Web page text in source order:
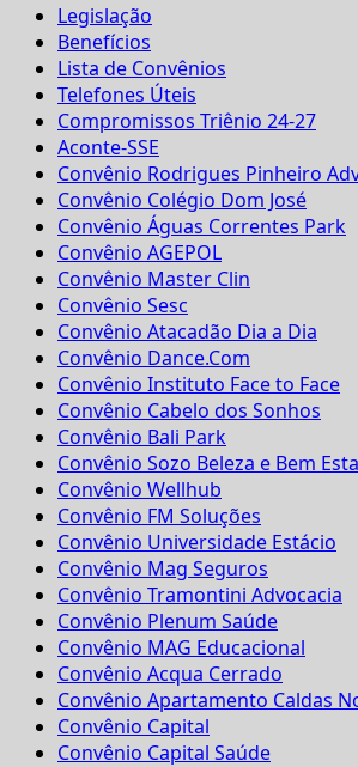
Legislação
Benefícios
Lista de Convênios
Telefones Úteis
Compromissos Triênio 24-27
Aconte-SSE
Convênio Rodrigues Pinheiro
Convênio Colégio Dom José
Convênio Águas Correntes Park
Convênio AGEPOL
Convênio Master Clin
Convênio Sesc
Convênio Atacadão Dia a Dia
Convênio Dance.Com
Convênio Instituto Face to Face
Convênio Cabelo dos Sonhos
Convênio Bali Park
Convênio Sozo Beleza e Bem
Convênio Wellhub
Convênio FM Soluções
Convênio Universidade Estácio
Convênio Mag Seguros
Convênio Tramontini Advocacia
Convênio Plenum Saúde
Convênio MAG Educacional
Convênio Acqua Cerrado
Convênio Apartamento Caldas
Convênio Capital
Convênio Capital Saúde